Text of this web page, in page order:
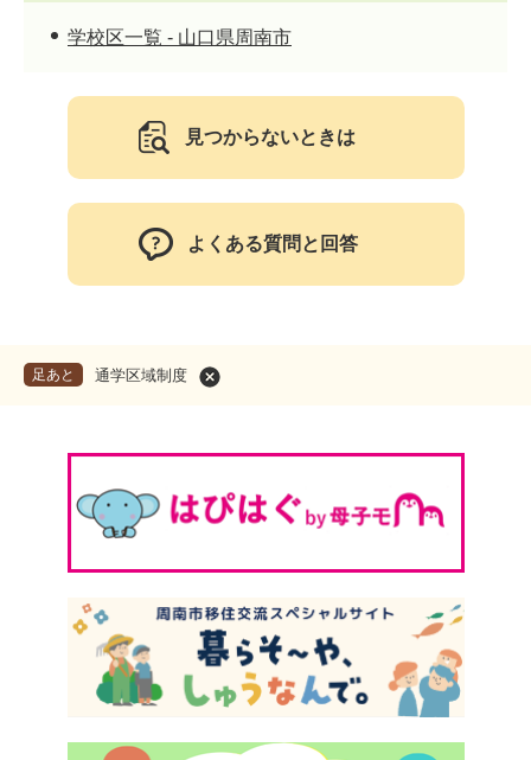
学校区一覧 - 山口県周南市
見つからないときは
よくある質問と回答
足あと 通学区域制度